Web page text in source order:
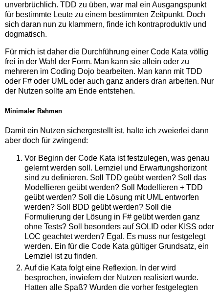
unverbrüchlich. TDD zu üben, war mal ein Ausgangspunkt
für bestimmte Leute zu einem bestimmten Zeitpunkt. Doch
sich daran nun zu klammern, finde ich kontraproduktiv und
dogmatisch.
Für mich ist daher die Durchführung einer Code Kata völlig
frei in der Wahl der Form. Man kann sie allein oder zu
mehreren im Coding Dojo bearbeiten. Man kann mit TDD
oder F# oder UML oder auch ganz anders dran arbeiten. Nur
der Nutzen sollte am Ende entstehen.
Minimaler Rahmen
Damit ein Nutzen sichergestellt ist, halte ich zweierlei dann
aber doch für zwingend:
Vor Beginn der Code Kata ist festzulegen, was genau
gelernt werden soll. Lernziel und Erwartungshorizont
sind zu definieren. Soll TDD geübt werden? Soll das
Modellieren geübt werden? Soll Modellieren + TDD
geübt werden? Soll die Lösung mit UML entworfen
werden? Soll BDD geübt werden? Soll die
Formulierung der Lösung in F# geübt werden ganz
ohne Tests? Soll besonders auf SOLID oder KISS oder
LOC geachtet werden? Egal. Es muss nur festgelegt
werden. Ein für die Code Kata gültiger Grundsatz, ein
Lernziel ist zu finden.
Auf die Kata folgt eine Reflexion. In der wird
besprochen, inwiefern der Nutzen realisiert wurde.
Hatten alle Spaß? Wurden die vorher festgelegten